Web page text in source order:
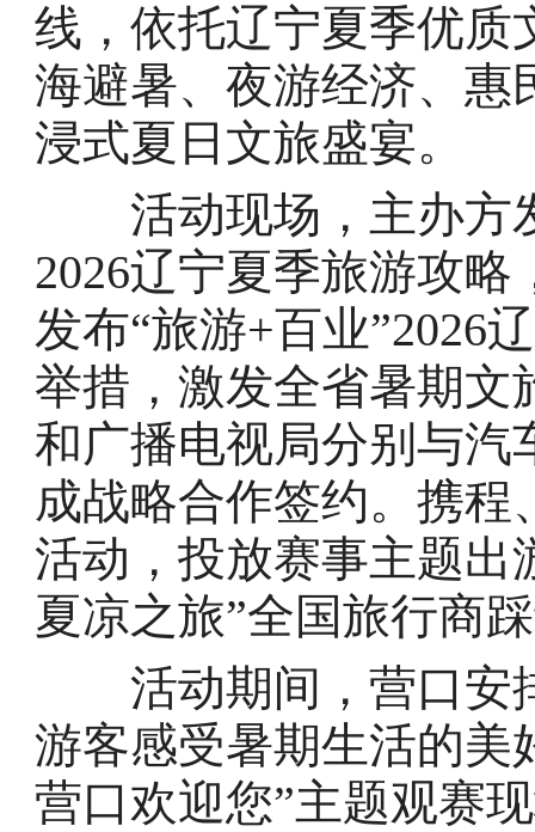
线，依托辽宁夏季优质
海避暑、夜游经济、惠
浸式夏日文旅盛宴。
活动现场，主办方
2026辽宁夏季旅游攻
发布“旅游+百业”2026
举措，激发全省暑期文
和广播电视局分别与汽
成战略合作签约。携
活动，投放赛事主题出
夏凉之旅”全国旅行商
活动期间，营口安
游客感受暑期生活的美
营口欢迎您”主题观赛